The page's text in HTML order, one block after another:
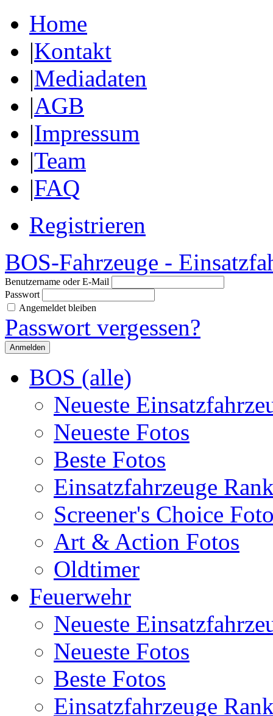
Home
|Kontakt
|Mediadaten
|AGB
|Impressum
|Team
|FAQ
Registrieren
BOS-Fahrzeuge -
Benutzername oder E-Mail
Passwort
Angemeldet bleiben
Passwort vergessen?
BOS (alle)
Neueste
Neueste Fotos
Beste Fotos
Einsatzfahrzeuge
Screener's Choice
Art & Action Fotos
Oldtimer
Feuerwehr
Neueste
Neueste Fotos
Beste Fotos
Einsatzfahrzeuge